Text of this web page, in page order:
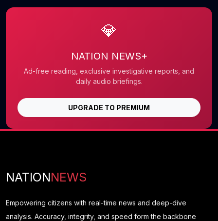
💎
NATION NEWS+
Ad-free reading, exclusive investigative reports, and
daily audio briefings.
UPGRADE TO PREMIUM
NATIONNEWS
Empowering citizens with real-time news and deep-dive
analysis. Accuracy, integrity, and speed form the backbone